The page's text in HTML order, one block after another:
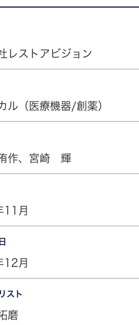
レストアビジョン
ル（医療機器/創薬）
作、宮崎 輝
11月
12月
スト
磨